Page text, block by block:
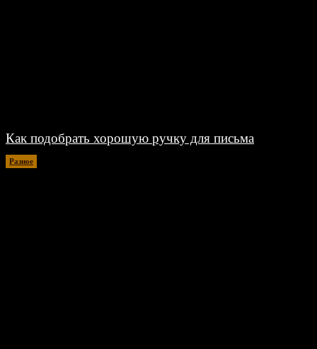
Как подобрать хорошую ручку для письма
Разное